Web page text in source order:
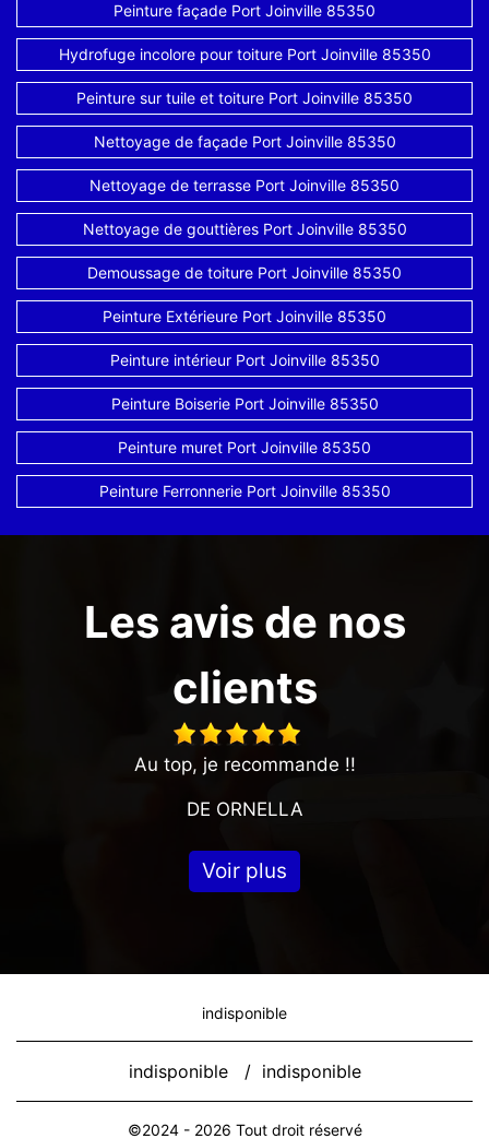
Peinture façade Port Joinville 85350
Hydrofuge incolore pour toiture Port Joinville 85350
Peinture sur tuile et toiture Port Joinville 85350
Nettoyage de façade Port Joinville 85350
Nettoyage de terrasse Port Joinville 85350
Nettoyage de gouttières Port Joinville 85350
Demoussage de toiture Port Joinville 85350
Peinture Extérieure Port Joinville 85350
Peinture intérieur Port Joinville 85350
Peinture Boiserie Port Joinville 85350
Peinture muret Port Joinville 85350
Peinture Ferronnerie Port Joinville 85350
Les avis de nos
clients
Au top, je recommande !!
DE ORNELLA
Voir plus
indisponible
indisponible / indisponible
©2024 - 2026 Tout droit réservé